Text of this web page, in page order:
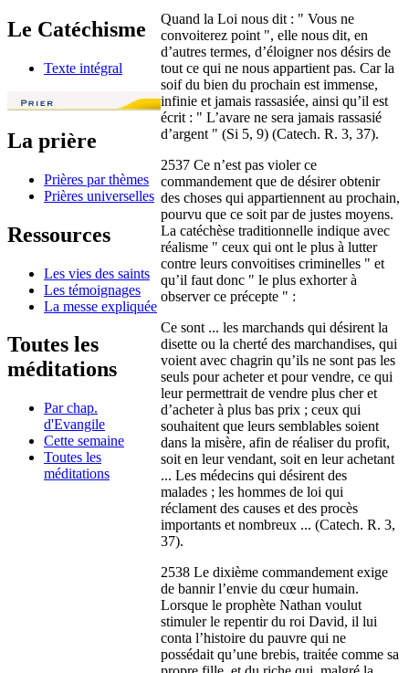
Le Catéchisme
Texte intégral
La prière
Prières par thèmes
Prières universelles
Ressources
Les vies des saints
Les témoignages
La messe expliquée
Toutes les
méditations
Par chap.
d'Evangile
Cette semaine
Toutes les
méditations
Quand la Loi nous dit : " Vous ne
convoiterez point ", elle nous dit, en
d’autres termes, d’éloigner nos désirs de
tout ce qui ne nous appartient pas. Car la
soif du bien du prochain est immense,
infinie et jamais rassasiée, ainsi qu’il est
écrit : " L’avare ne sera jamais rassasié
d’argent " (Si 5, 9) (Catech. R. 3, 37).
2537 Ce n’est pas violer ce
commandement que de désirer obtenir
des choses qui appartiennent au prochain,
pourvu que ce soit par de justes moyens.
La catéchèse traditionnelle indique avec
réalisme " ceux qui ont le plus à lutter
contre leurs convoitises criminelles " et
qu’il faut donc " le plus exhorter à
observer ce précepte " :
Ce sont ... les marchands qui désirent la
disette ou la cherté des marchandises, qui
voient avec chagrin qu’ils ne sont pas les
seuls pour acheter et pour vendre, ce qui
leur permettrait de vendre plus cher et
d’acheter à plus bas prix ; ceux qui
souhaitent que leurs semblables soient
dans la misère, afin de réaliser du profit,
soit en leur vendant, soit en leur achetant
... Les médecins qui désirent des
malades ; les hommes de loi qui
réclament des causes et des procès
importants et nombreux ... (Catech. R. 3,
37).
2538 Le dixième commandement exige
de bannir l’envie du cœur humain.
Lorsque le prophète Nathan voulut
stimuler le repentir du roi David, il lui
conta l’histoire du pauvre qui ne
possédait qu’une brebis, traitée comme sa